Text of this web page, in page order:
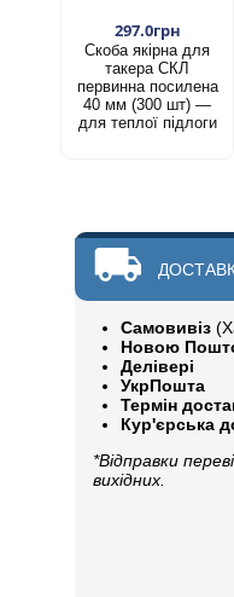
297.0грн
Скоба якірна для
такера СКЛ
первинна посилена
40 мм (300 шт) —
для теплої підлоги
Самовивіз
Новою
Делівері
УкрПошта
Термін
Кур'єрська
*Відправки
вихідних.